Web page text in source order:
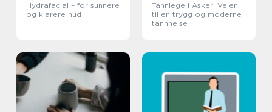
Hydrafacial – for sunnere
og klarere hud
Tannlege i Asker: Veien
til en trygg og moderne
tannhelse